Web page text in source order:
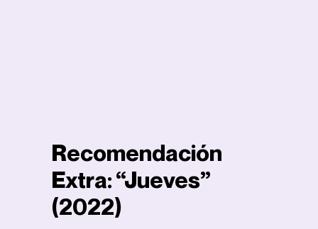
Recomendación
Extra: “Jueves”
(2022)